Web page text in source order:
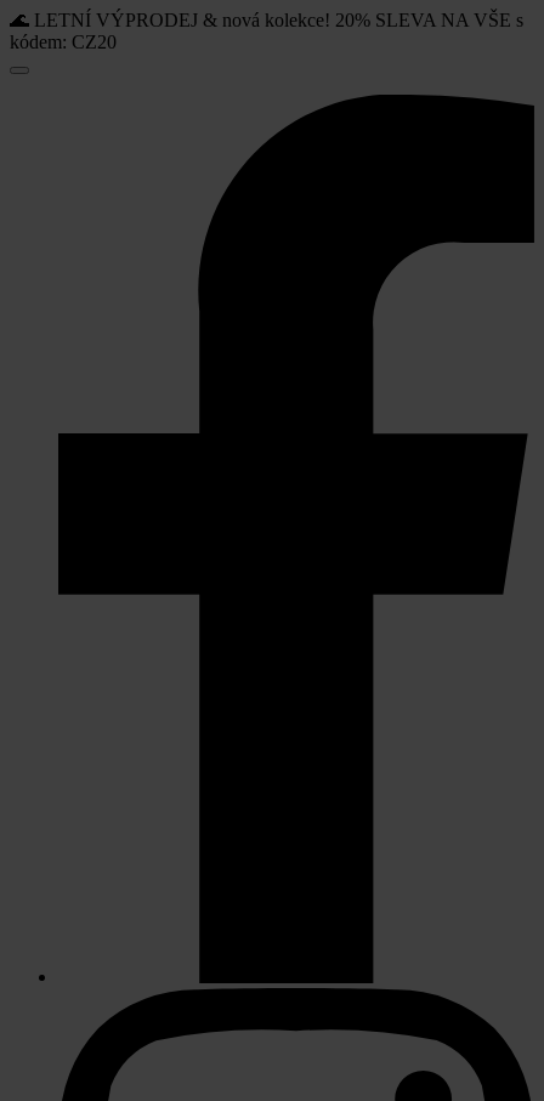
🌊 LETNÍ VÝPRODEJ & nová kolekce! 20% SLEVA NA VŠE s
kódem: CZ20